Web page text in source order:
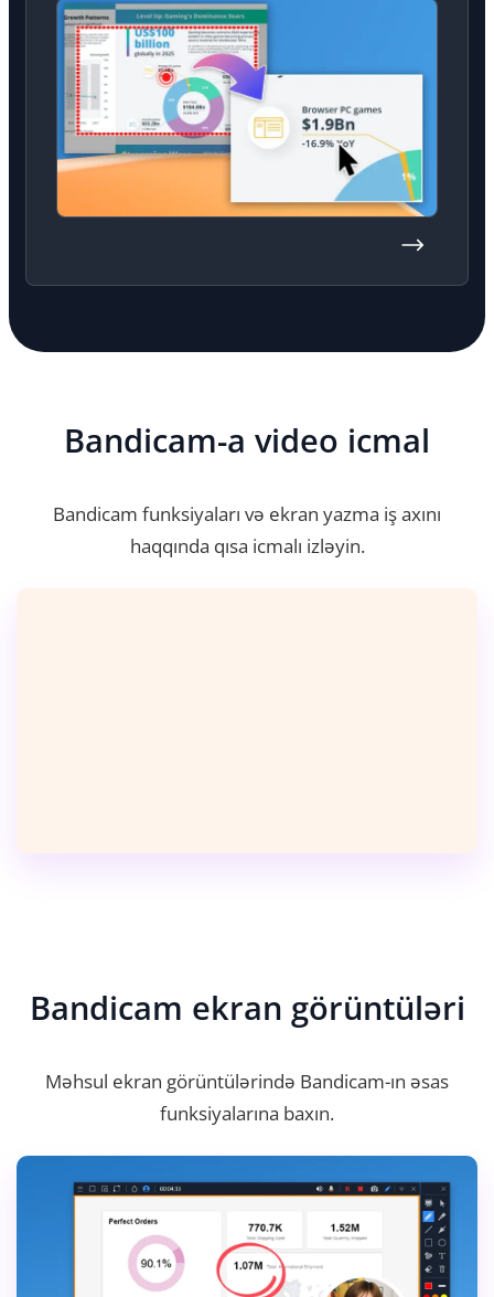
Bandicam-a video icmal
Bandicam funksiyaları və ekran yazma iş axını
haqqında qısa icmalı izləyin.
Bandicam ekran görüntüləri
Məhsul ekran görüntülərində Bandicam-ın əsas
funksiyalarına baxın.